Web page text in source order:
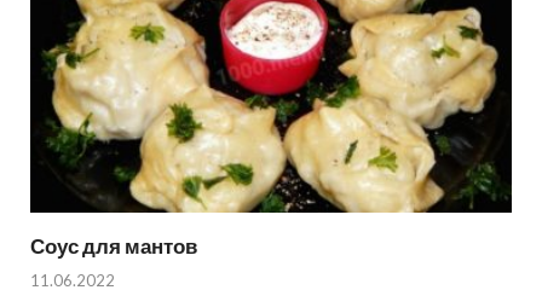
Соус для мантов
11.06.2022